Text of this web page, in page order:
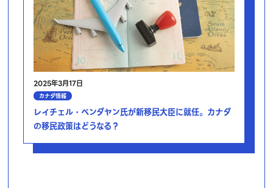
2025年3月17日
カナダ情報
レイチェル・ベンダヤン氏が新移民大臣に就任。カナダ
の移民政策はどうなる？